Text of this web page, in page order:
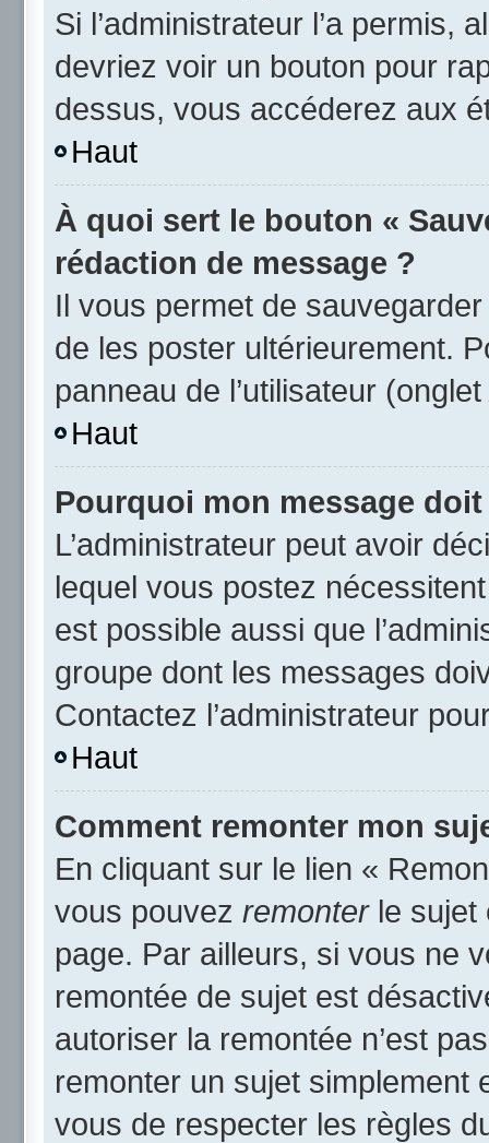
Si l’administrateur l’a permis,
devriez voir un bouton pour
dessus, vous accéderez aux
Haut
À quoi sert le bouton «
rédaction de message ?
Il vous permet de
de les poster ultérieurement.
panneau de l’utilisateur (onglet
Haut
Pourquoi mon message
L’administrateur peut avoir
lequel vous postez
est possible aussi que
groupe dont les messages
Contactez l’administrateur
Haut
Comment remonter mon
En cliquant sur le lien «
vous pouvez remonterle sujet
page. Par ailleurs, si vous ne
remontée de sujet est
autoriser la remontée n’est
remonter un sujet simplement
vous de respecter les règles